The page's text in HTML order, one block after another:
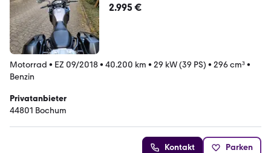
2.995 €
Motorrad • EZ 09/2018• 40.200 km • 29 kW (39 PS) • 296 cm³•
Benzin
Privatanbieter
44801 Bochum
Kontakt Parken